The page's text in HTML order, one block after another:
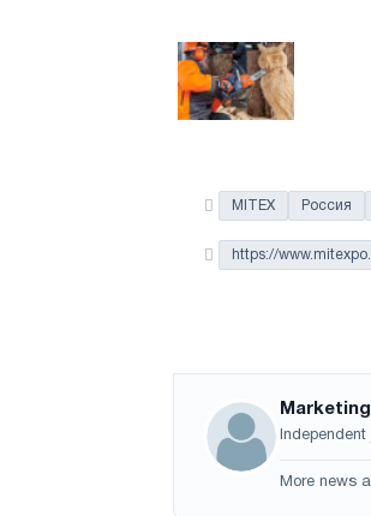
MITEX Россия
https://
More news